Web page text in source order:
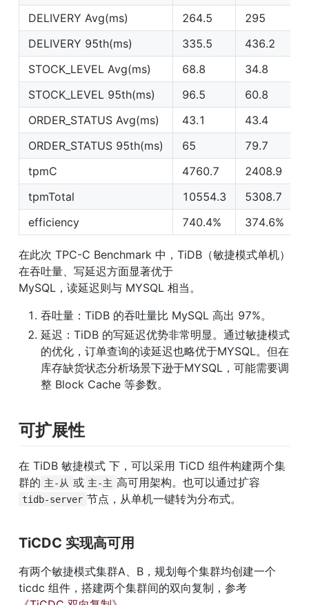
DELIVERY Avg(ms)
264.5
295
DELIVERY 95th(ms)
335.5
436.2
STOCK_LEVEL Avg(ms)
68.8
34.8
STOCK_LEVEL 95th(ms)
96.5
60.8
ORDER_STATUS Avg(ms)
43.1
43.4
ORDER_STATUS 95th(ms)
65
79.7
tpmC
4760.7
2408.9
tpmTotal
10554.3
5308.7
efficiency
740.4% 374.6%
在此次 TPC-C Benchmark 中，TiDB（敏捷模式单机）
在吞吐量、写延迟方面显著优于
MySQL，读延迟则与 MYSQL 相当。
吞吐量：TiDB 的吞吐量比 MySQL 高出 97%。
延迟：TiDB 的写延迟优势非常明显。通过敏捷模式
的优化，订单查询的读延迟也略优于MYSQL。但在
库存缺货状态分析场景下逊于MYSQL，可能需要调
整 Block Cache 等参数。
可扩展性
在 TiDB 敏捷模式 下，可以采用 TiCD 组件构建两个集
群的 主-从 或 主-主 高可用架构。也可以通过扩容
tidb-server 节点，从单机一键转为分布式。
TiCDC 实现高可用
有两个敏捷模式集群A、B，规划每个集群均创建一个
ticdc 组件，搭建两个集群间的双向复制，参考